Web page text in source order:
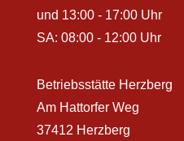
und 13:00 - 17:00 Uhr
SA: 08:00 - 12:00 Uhr
Betriebsstätte Herzberg
Am Hattorfer Weg
37412 Herzberg